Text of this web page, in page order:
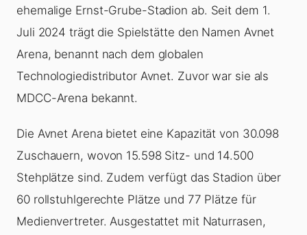
ehemalige Ernst-Grube-Stadion ab. Seit dem 1.
Juli 2024 trägt die Spielstätte den Namen Avnet
Arena, benannt nach dem globalen
Technologiedistributor Avnet. Zuvor war sie als
MDCC-Arena bekannt.
Die Avnet Arena bietet eine Kapazität von 30.098
Zuschauern, wovon 15.598 Sitz- und 14.500
Stehplätze sind. Zudem verfügt das Stadion über
60 rollstuhlgerechte Plätze und 77 Plätze für
Medienvertreter. Ausgestattet mit Naturrasen,